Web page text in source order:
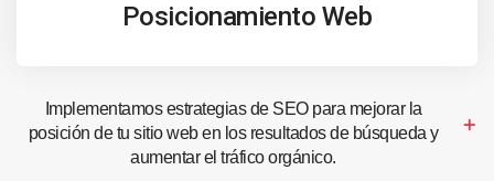
Posicionamiento Web
Implementamos estrategias de SEO para mejorar la
posición de tu sitio web en los resultados de búsqueda y
aumentar el tráfico orgánico.